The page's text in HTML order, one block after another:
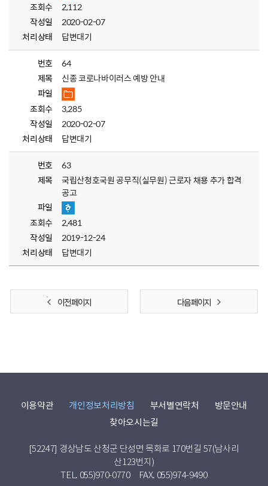
조회수
2,112
작성일
2020-02-07
처리상태
답변대기
번호
64
제목
신종 코로나바이러스 예방 안내
파일
조회수
3,285
작성일
2020-02-07
처리상태
답변대기
번호
63
제목
국립산청호국원 공무직(실무원) 근로자 채용 추가 합격
공고
파일
조회수
2,481
작성일
2019-12-24
처리상태
답변대기
이전 페이지 다음 페이지
이용약관 개인정보처리방침 부서별연락처
방문안내
찾아오시는길
[52247] 경상남도 산청군 단성면 목화로 170번길 57(남사리
산123번지)
TEL. 055)970-0770
FAX. 055)974-9490